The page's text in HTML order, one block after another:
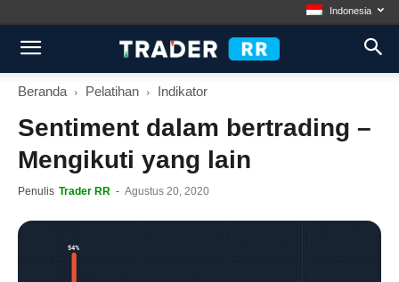
Indonesia
Beranda Pelatihan Indikator
Sentiment dalam bertrading –
Mengikuti yang lain
Penulis Trader RR - Agustus 20, 2020